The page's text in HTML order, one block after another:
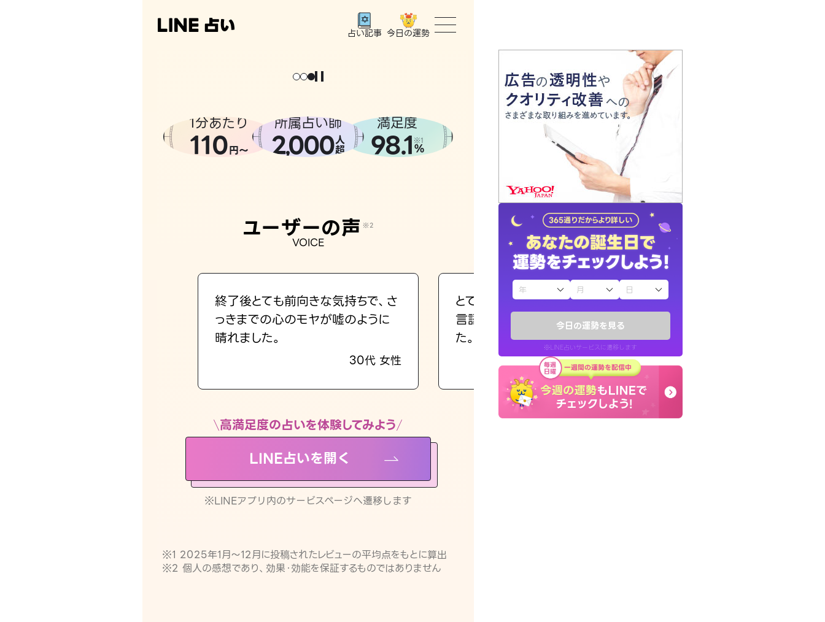
今日の運勢を見る
※LINE占いサービスに遷移します
占い記事 今日の運勢
トップ
ユーザーの声
占いの流れ
おすすめの占い師
よくある質問
えもじの子（占）12星座占い
お知らせ
1分あたり
110円〜
所属占い師
2,000人
超
満足度
98.1 ※1
%
ユーザーの声 ※2
VOICE
終了後とても前向きな気持ちで、さ
っきまでの心のモヤが嘘のように
晴れました。
30代 女性
とても的確で感じていた違和感を
言語化してくれたので腑に落ちまし
た。
30代 女性
高満足度の占いを体験してみよう
LINE占いを開く
※LINEアプリ内のサービスページへ遷移します
※1 2025年1月〜12月に投稿されたレビューの平均点をもとに算出
※2 個人の感想であり、効果・効能を保証するものではありません